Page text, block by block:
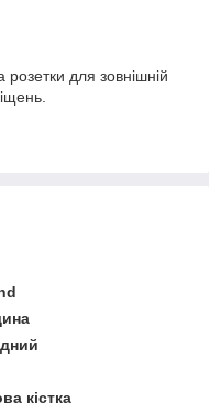
розетки для зовнішній
кістка